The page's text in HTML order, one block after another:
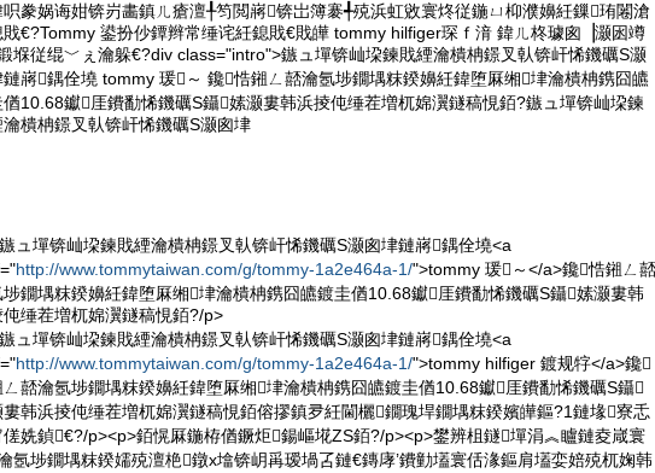
呮豢娲诲姏锛岃畵鎮ㄦ瘡澶╀笉閲嶈锛岀簿褰╃殑浜虹敓寰炵従鍦ㄩ枊濮嬶紝鏁珛闂滄
戝€?Tommy 鍙扮仯鐔辫常缍诧紝鎴戝€戝皣 tommy hilfiger琛ｆ湇 鍏ㄦ柊璩囪▕灏囦竴
堢従绲﹀ぇ瀹躲€?div class="intro">鏃ュ墠锛屾垜鍊戝緸瀹樻柟鐛叉倝锛屽悕鐖礪S灏
鏈嶈鍝佺墝 tommy 瑗～ 鑱悎鎺ㄥ嚭瀹氬埗鐗堣粖鍨嬶紝鍏堕厤缃垏瀹樻柟鎸囧皫
偤10.68钀厓鐨勫悕鐖礪S鑷嫊灏婁韩浜掕伅缍茬増杌婂瀷鐩稿悓銆?鏃ュ墠锛屾垜鍊
瀹樻柟鐛叉倝锛屽悕鐖礪S灏囪垏
ュ墠锛屾垜鍊戝緸瀹樻柟鐛叉倝锛屽悕鐖礪S灏囪垏鏈嶈鍝佺墝<a
http://www.tommytaiwan.com/g/tommy-1a2e464a-1/">tommy 瑗～</a>鑱悎鎺ㄥ嚭
埗鐗堣粖鍨嬶紝鍏堕厤缃垏瀹樻柟鎸囧皫鍍圭偤10.68钀厓鐨勫悕鐖礪S鑷嫊灏婁韩
伅缍茬増杌婂瀷鐩稿悓銆?/p>
ュ墠锛屾垜鍊戝緸瀹樻柟鐛叉倝锛屽悕鐖礪S灏囪垏鏈嶈鍝佺墝<a
http://www.tommytaiwan.com/g/tommy-1a2e464a-1/">tommy hilfiger 鍍规牸</a>鑱
ㄥ嚭瀹氬埗鐗堣粖鍨嬶紝鍏堕厤缃垏瀹樻柟鎸囧皫鍍圭偤10.68钀厓鐨勫悕鐖礪S鑷
婁韩浜掕伅缍茬増杌婂瀷鐩稿悓銆傛摎鎮夛紝閫欐鐗瑰垾鐗堣粖鍨嬪皣鏂?1鏈堟寮忎
傞姺鍞€?/p><p>銆愰厤鍦栫偤鐝炬鍚嶇埖ZS銆?/p><p>鐢辨柤鐩墠涓︽矑鏈夌嵅寰
氬埗鐗堣粖鍨嬬殑澶栬鐓х墖锛岄爯瑷堝叾鏈€鏄庨’鐨勭壒寰佸湪鏂肩壒娈婄殑杌婅韩